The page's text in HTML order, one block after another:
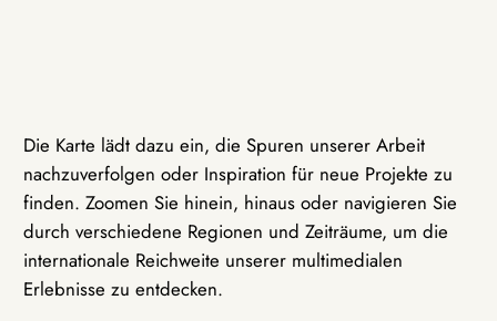
Die Karte lädt dazu ein, die Spuren unserer Arbeit
nachzuverfolgen oder Inspiration für neue Projekte zu
finden. Zoomen Sie hinein, hinaus oder navigieren Sie
durch verschiedene Regionen und Zeiträume, um die
internationale Reichweite unserer multimedialen
Erlebnisse zu entdecken.